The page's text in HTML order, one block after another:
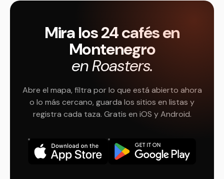
Mira los 24 cafés en
Montenegro
en Roasters.
Abre el mapa, filtra por lo que está abierto ahora
o lo más cercano, guarda los sitios en listas y
registra cada taza. Gratis en iOS y Android.